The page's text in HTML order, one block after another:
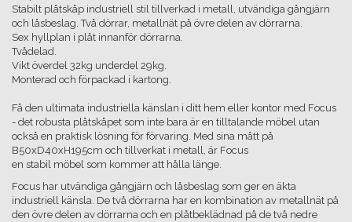
Stabilt plåtskåp industriell stil tillverkad i metall, utvändiga gångjärn
och låsbeslag. Två dörrar, metallnät på övre delen av dörrarna.
Sex hyllplan i plåt innanför dörrarna.
Tvådelad.
Vikt överdel 32kg underdel 29kg.
Monterad och förpackad i kartong.
Få den ultimata industriella känslan i ditt hem eller kontor med Focus
- det robusta plåtskåpet som inte bara är en tilltalande möbel utan
också en praktisk lösning för förvaring. Med sina mått på
B50xD40xH195cm och tillverkat i metall, är Focus
en stabil möbel som kommer att hålla länge.
Focus har utvändiga gångjärn och låsbeslag som ger en äkta
industriell känsla. De två dörrarna har en kombination av metallnät på
den övre delen av dörrarna och en plåtbeklädnad på de två nedre